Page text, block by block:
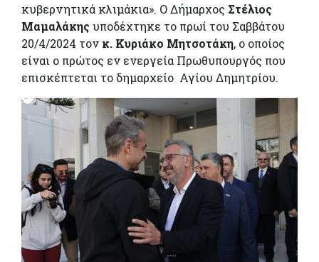
κυβερνητικά κλιμάκια». Ο Δήμαρχος Στέλιος
Μαμαλάκηςυποδέχτηκε το πρωί του Σαββάτου
20/4/2024 τον κ. Κυριάκο Μητσοτάκη, ο οποίος
είναι ο πρώτος εν ενεργεία Πρωθυπουργός που
επισκέπτεται το δημαρχείο Αγίου Δημητρίου.